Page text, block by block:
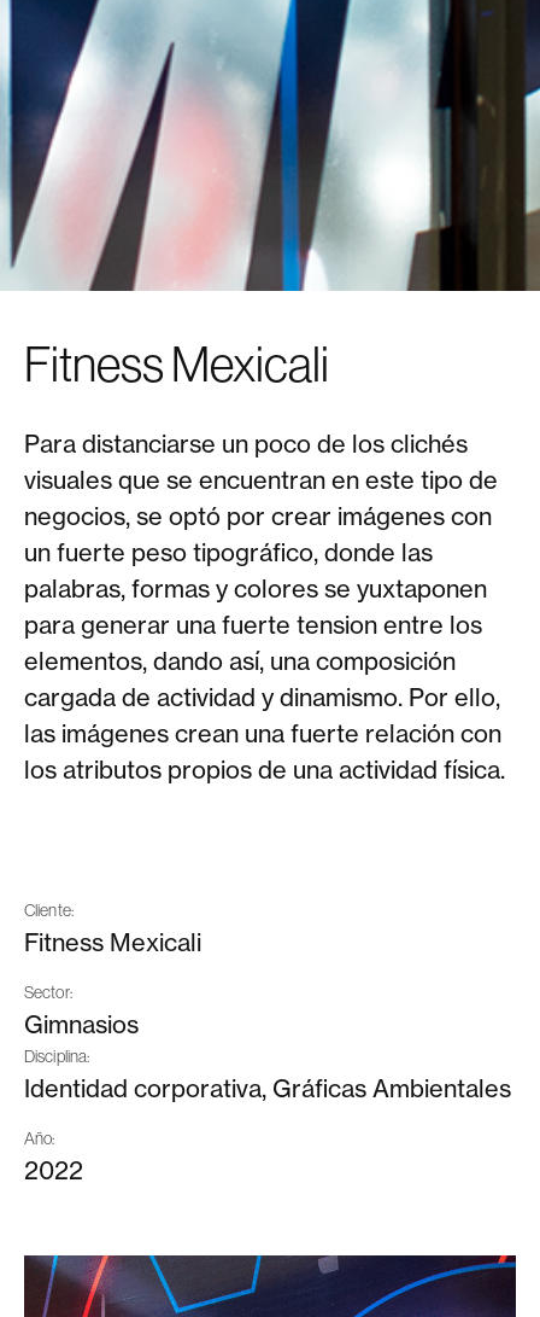
Cliente:
Fitness Mexicali
Sector:
Gimnasios
Disciplina:
Identidad corporativa, Gráficas Ambientales
Año:
2022
Fitness Mexicali
Para distanciarse un poco de los clichés
visuales que se encuentran en este tipo de
negocios, se optó por crear imágenes con
un fuerte peso tipográfico, donde las
palabras, formas y colores se yuxtaponen
para generar una fuerte tension entre los
elementos, dando así, una composición
cargada de actividad y dinamismo. Por ello,
las imágenes crean una fuerte relación con
los atributos propios de una actividad física.